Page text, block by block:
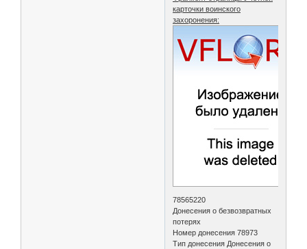
карточки воинского
захоронения:
78565220
Донесения о безвозвратных
потерях
Номер донесения 78973
Тип донесения Донесения о